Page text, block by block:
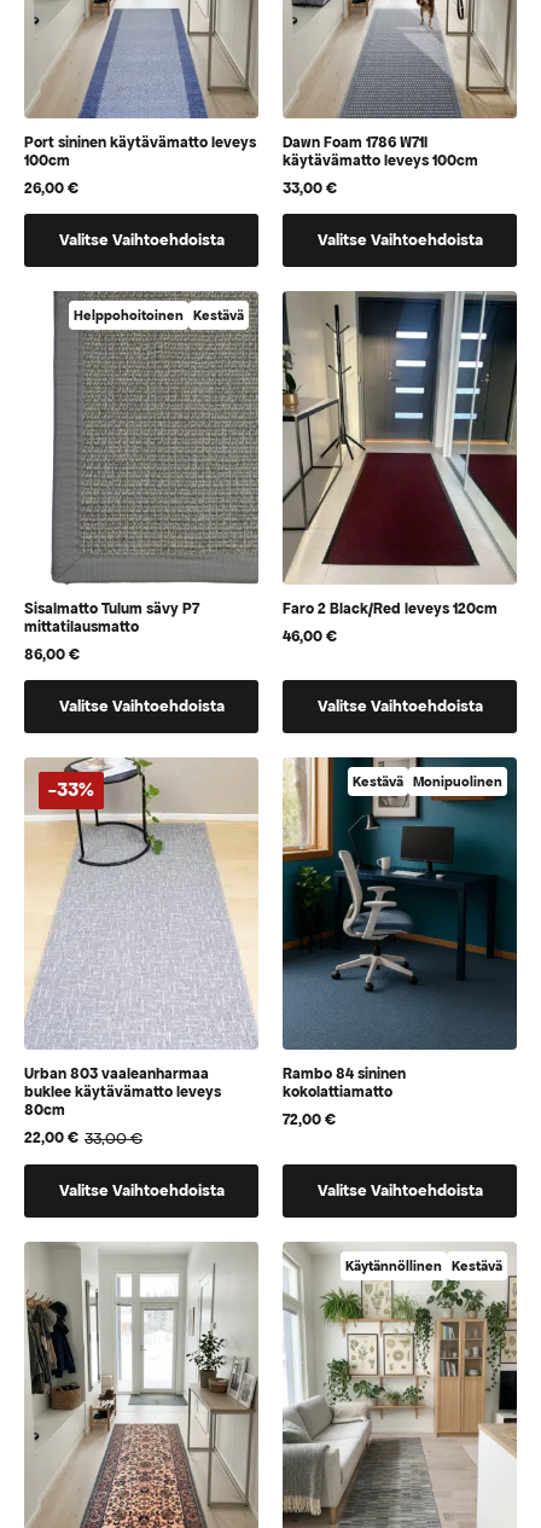
Port sininen käytävämatto leveys
100cm
26,00€
Valitse Vaihtoehdoista
vaihtoehtoja,
jotka
voidaan
tuotteen
Dawn Foam 1786 W71I
käytävämatto leveys 100cm
33,00€
Valitse Vaihtoehdoista
vaihtoehtoja,
jotka
voidaan
valita
tuotteen
sivulla
Helppohoitoinen Kestävä
Sisalmatto Tulum sävy P7
mittatilausmatto
86,00€
Valitse Vaihtoehdoista
tuotteella
vaihtoehtoja,
jotka
voidaan
valita
tuotteen
sivulla
Faro 2 Black/Red leveys 120cm
46,00€
Valitse Vaihtoehdoista
tuotteella
vaihtoehtoja,
jotka
voidaan
valita
tuotteen
sivulla
-33%
Urban 803 vaaleanharmaa
buklee käytävämatto leveys
80cm
33,00€
Alkuperäinen
hinta
33,00 €.
22,00€
Nykyinen
hinta
22,00 €.Valitse Vaihtoehdoista
tuotteella
vaihtoehtoja,
jotka
voidaan
valita
tuotteen
sivulla
Kestävä Monipuolinen
Rambo 84 sininen
kokolattiamatto
72,00€
Valitse Vaihtoehdoista
tuotteella
vaihtoehtoja,
jotka
voidaan
valita
tuotteen
sivulla
Käytännöllinen Kestävä